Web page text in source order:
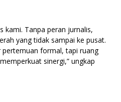
kami. Tanpa peran jurnalis,
yang tidak sampai ke pusat.
pertemuan formal, tapi ruang
sinergi,” ungkap